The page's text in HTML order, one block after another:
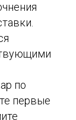
по
первые